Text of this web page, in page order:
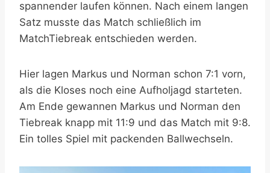
spannender laufen können. Nach einem langen
Satz musste das Match schließlich im
MatchTiebreak entschieden werden.
Hier lagen Markus und Norman schon 7:1 vorn,
als die Kloses noch eine Aufholjagd starteten.
Am Ende gewannen Markus und Norman den
Tiebreak knapp mit 11:9 und das Match mit 9:8.
Ein tolles Spiel mit packenden Ballwechseln.